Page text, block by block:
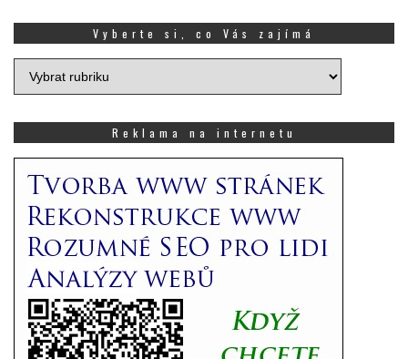
Vyberte si, co Vás zajímá
Vyberte
si,
zajímá
Reklama na internetu